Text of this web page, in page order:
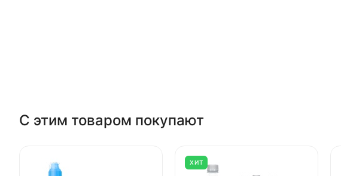
С этим товаром покупают
ХИТ